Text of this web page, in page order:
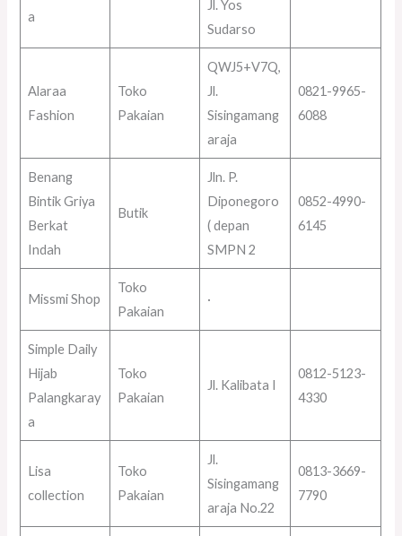
a
Jl. Yos
Sudarso
Alaraa
Fashion
Toko
Pakaian
QWJ5+V7Q,
Jl.
Sisingamang
araja
0821-9965-
6088
Benang
Bintik Griya
Berkat
Indah
Butik
Jln. P.
Diponegoro
( depan
SMPN 2
0852-4990-
6145
Missmi Shop
Toko
Pakaian
·
Simple Daily
Hijab
Palangkaray
a
Toko
Pakaian
Jl. Kalibata I
0812-5123-
4330
Lisa
collection
Toko
Pakaian
Jl.
Sisingamang
araja No.22
0813-3669-
7790